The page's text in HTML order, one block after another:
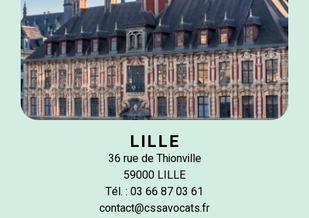
LILLE
36 rue de Thionville
59000 LILLE
Tél. : 03 66 87 03 61
contact@cssavocats.fr